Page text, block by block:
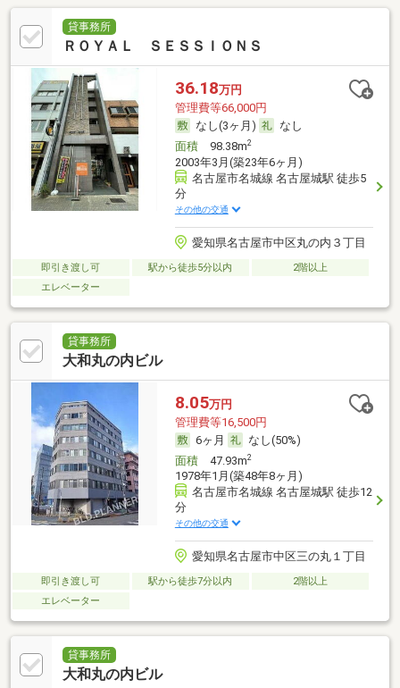
貸事務所
ＲＯＹＡＬ ＳＥＳＳＩＯＮＳ
36.18万円
管理費等66,000円
なし(3ヶ月)
なし
面積98.38m2
2003年3月(築23年6ヶ月)
名古屋市名城線 名古屋城駅 徒歩5
分
その他の交通
愛知県名古屋市中区丸の内３丁目
即引き渡し可 駅から徒歩5分以内
2階以上
エレベーター
貸事務所
大和丸の内ビル
8.05万円
管理費等16,500円
6ヶ月
なし(50%)
面積47.93m2
1978年1月(築48年8ヶ月)
名古屋市名城線 名古屋城駅 徒歩12
分
その他の交通
愛知県名古屋市中区三の丸１丁目
即引き渡し可 駅から徒歩7分以内
2階以上
エレベーター
貸事務所
大和丸の内ビル